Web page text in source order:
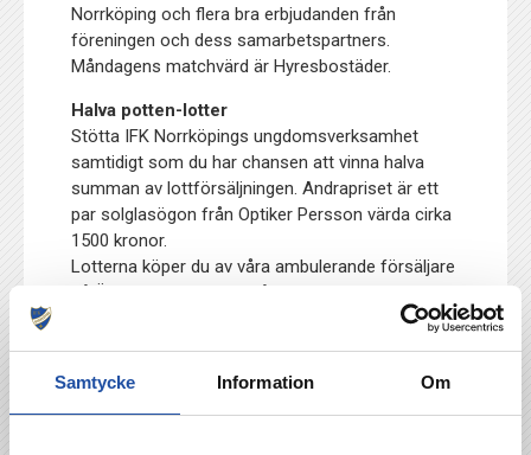
Samtycke Information Om
Norrköping och flera bra erbjudanden från
föreningen och dess samarbetspartners.
Måndagens matchvärd är Hyresbostäder.
Halva potten-lotter
Stötta IFK Norrköpings ungdomsverksamhet
samtidigt som du har chansen att vinna halva
summan av lottförsäljningen. Andrapriset är ett
par solglasögon från Optiker Persson värda cirka
1500 kronor.
Lotterna köper du av våra ambulerande försäljare
på Östgötaporten eller på kansliet.
Östgötaporten
Måndagen den 8/4 klockan 19.00